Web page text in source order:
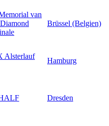
van
Brüssel (Belgien)
Alsterlauf
Hamburg
Dresden